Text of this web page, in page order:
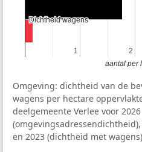
1
1 2
2
Dichtheid wagens
Dichtheid wagens
aantal per
Omgeving: dichtheid van de
wagens per hectare
deelgemeente Verlee voor 2026
en 2023 (dichtheid met